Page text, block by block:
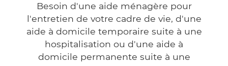
Besoin d'une aide ménagère pour
l'entretien de votre cadre de vie, d'une
aide à domicile temporaire suite à une
hospitalisation ou d'une aide à
domicile permanente suite à une